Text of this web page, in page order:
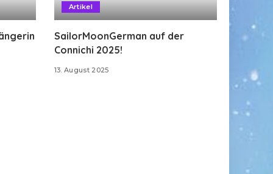
Artikel
SailorMoonGerman auf der
Connichi 2025!
13. August 2025